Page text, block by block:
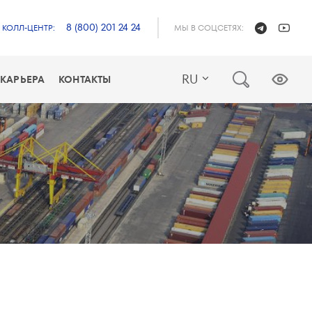
ЦЕНТР: 8 (800) 201 24 24 МЫ В СОЦСЕТЯХ:
КАРЬЕРА КОНТАКТЫ RU